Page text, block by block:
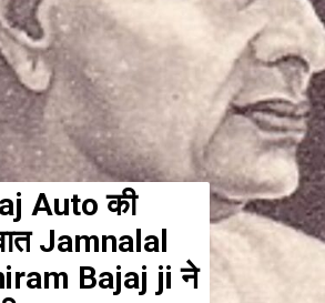
Auto की
Jamnalal
Bajaj ji ने